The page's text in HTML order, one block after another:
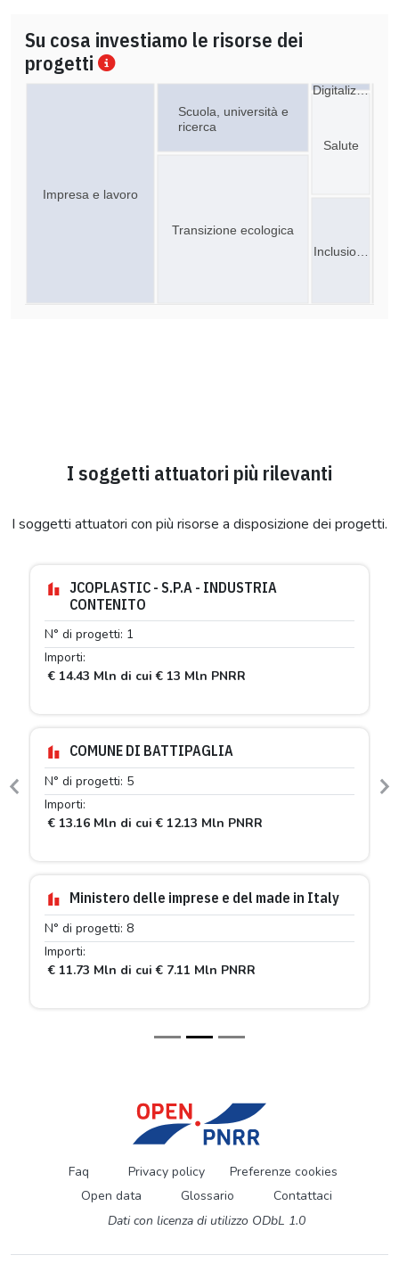
Su cosa investiamo le risorse dei
progetti
Digitaliz…
Scuola, università e
ricerca
Impresa e lavoro
Inclusio…
Transizione ecologica
Salute
I soggetti attuatori più rilevanti
I soggetti attuatori con più risorse a disposizione dei progetti.
JCOPLASTIC - S.P.A - INDUSTRIA
CONTENITO
N° di progetti: 1
Importi:
€ 14.43 Mln di cui € 13 Mln PNRR
COMUNE DI BATTIPAGLIA
N° di progetti: 5
Importi:
€ 13.16 Mln di cui € 12.13 Mln PNRR
Ministero delle imprese e del made in Italy
N° di progetti: 8
Importi:
€ 11.73 Mln di cui € 7.11 Mln PNRR
Previous
Faq Privacy policy
Preferenze cookies
Open data
Glossario
Contattaci
Dati con licenza di utilizzo ODbL 1.0